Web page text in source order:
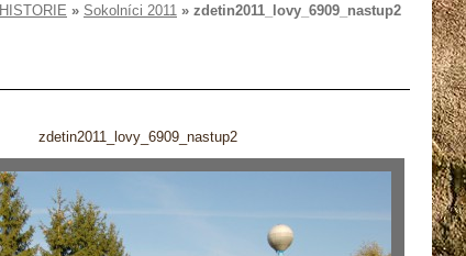
HISTORIE » Sokolníci 2011 » zdetin2011_lovy_6909_nastup2
zdetin2011_lovy_6909_nastup2